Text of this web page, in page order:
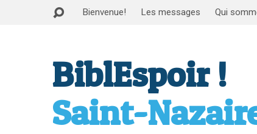
Bienvenue! Les messages Qui
BiblEspoir !
Saint-